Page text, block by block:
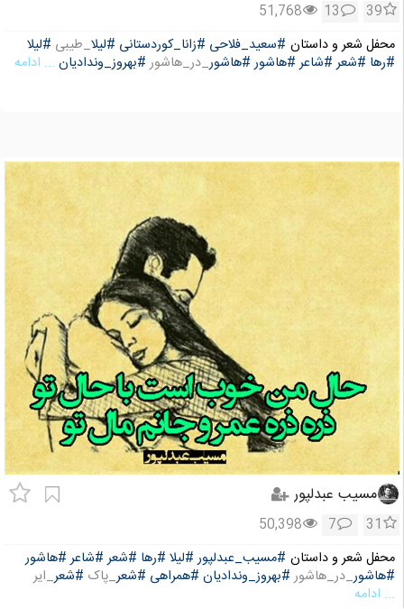
39
13
51,768
محفل شعر و داستان #سعید_فلاحی #زانا_کوردستانی #لیلا_طیبی #لیلا
#رها #شعر #شاعر #هاشور #هاشور_در_هاشور#بهروز_وندادیان ... ادامه
مسیب عبدلپور
31
7
50,398
محفل شعر و داستان #مسیب_عبدلپور #لیلا #رها #شعر #شاعر #هاشور
#هاشور_در_هاشور#بهروز_وندادیان #همراهی #شعر_پاک #شعر_ایر
... ادامه